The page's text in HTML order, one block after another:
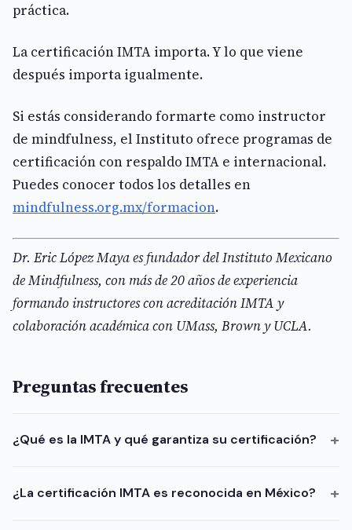
práctica.
La certificación IMTA importa. Y lo que viene
después importa igualmente.
Si estás considerando formarte como instructor
de mindfulness, el Instituto ofrece programas de
certificación con respaldo IMTA e internacional.
Puedes conocer todos los detalles en
mindfulness.org.mx/formacion.
Dr. Eric López Maya es fundador del Instituto Mexicano
de Mindfulness, con más de 20 años de experiencia
formando instructores con acreditación IMTA y
colaboración académica con UMass, Brown y UCLA.
Preguntas frecuentes
¿Qué es la IMTA y qué garantiza su certificación?
¿La certificación IMTA es reconocida en México?